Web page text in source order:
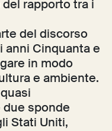
rapporto tra i
del discorso
anni Cinquanta e
in modo
e ambiente.
sponde
Stati Uniti,